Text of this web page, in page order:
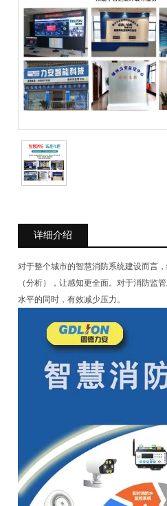
详细介绍
对于整个城市的智慧消防系统建设而言
（分析），让感知更全面。对于消防监
水平的同时，有效减少压力。